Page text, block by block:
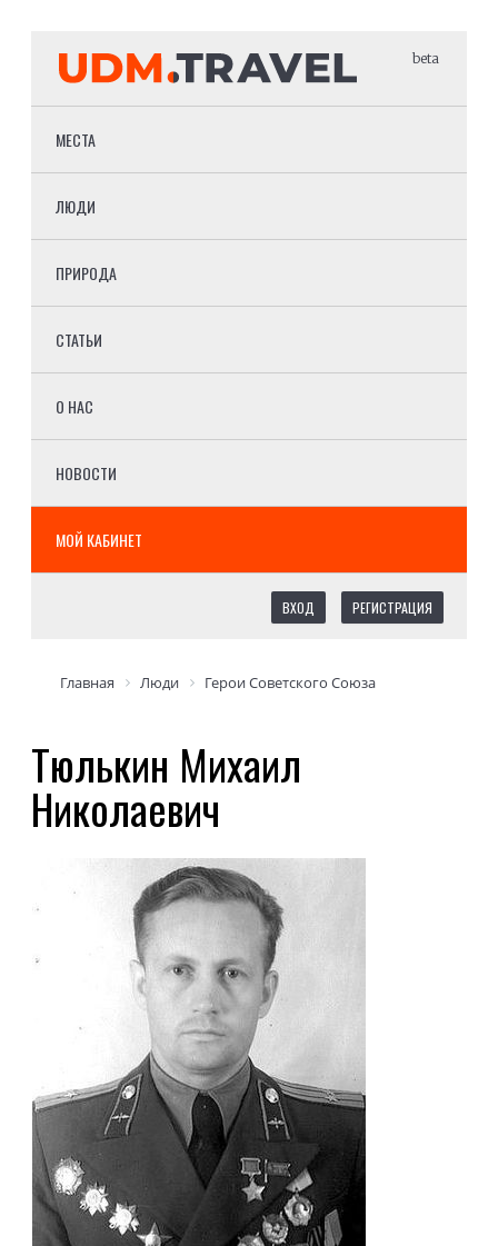
beta
МЕСТА
ЛЮДИ
ПРИРОДА
СТАТЬИ
О НАС
НОВОСТИ
МОЙ КАБИНЕТ
ВХОД РЕГИСТРАЦИЯ
Главная Люди Герои Советского Союза
Тюлькин Михаил
Николаевич